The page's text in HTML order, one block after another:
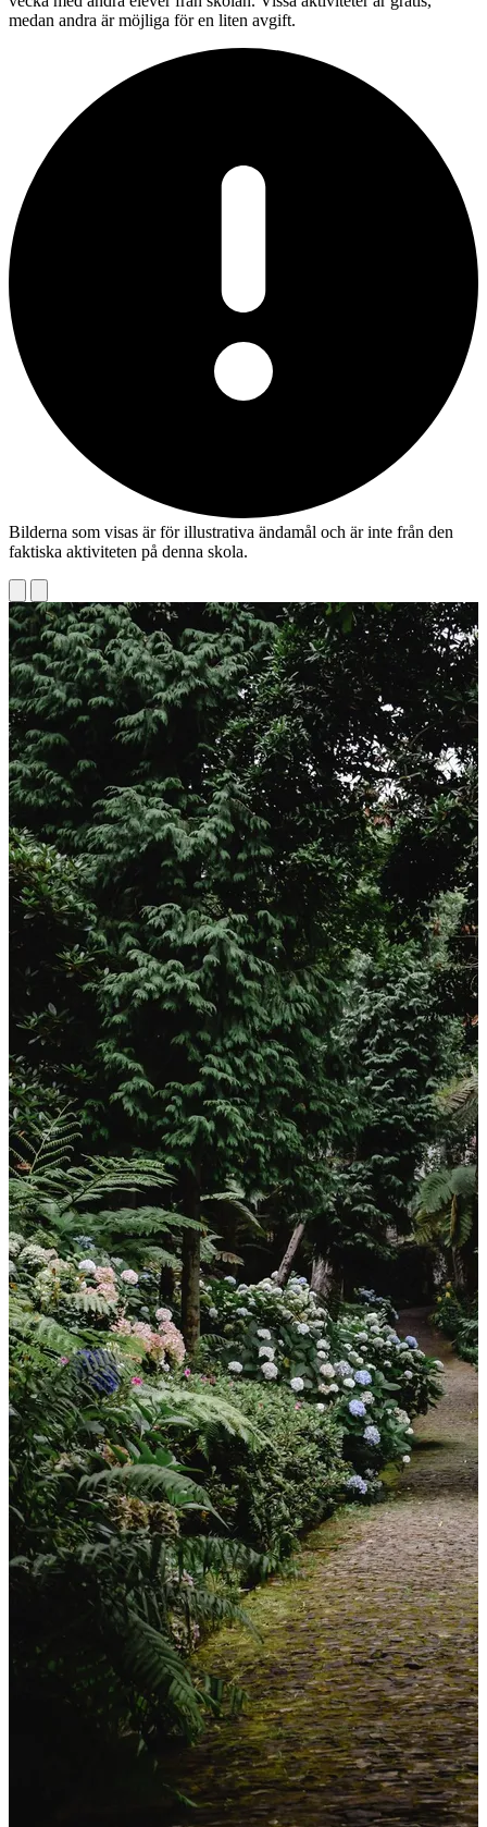
medan andra är möjliga för en liten avgift.
Bilderna som visas är för illustrativa ändamål och är inte från den
faktiska aktiviteten på denna skola.